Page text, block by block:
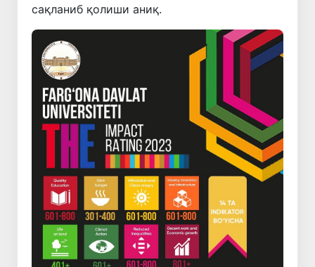
сақланиб қолиши аниқ.